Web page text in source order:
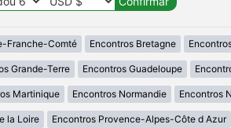
Franche-Comté Encontros Bretagne
Grande-Terre Encontros Guadeloupe
Martinique Encontros Normandie Encontros
la Loire Encontros Provence-Alpes-Côte d Azur